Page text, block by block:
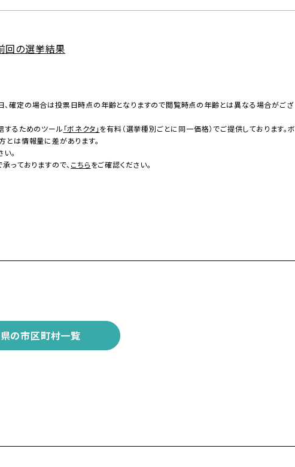
回の選挙結果
確定の場合は投票日時点の年齢となりますので閲覧時点の年齢とは異なる場合がござ
するためのツール 「ボネクタ」を有料（選挙種別ごとに同一価格）でご提供しております。ボ
とは情報量に差があります。
。
っておりますので、 こちらをご確認ください。
の市区町村一覧